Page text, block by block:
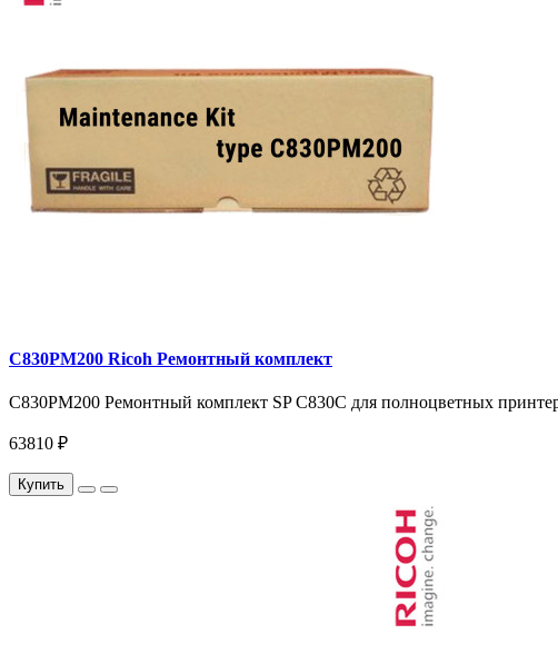
C830PM200 Ricoh Ремонтный комплект
C830PM200 Ремонтный комплект SP C830C для полноцветных
63810 ₽
Купить